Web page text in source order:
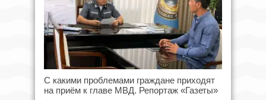
С какими проблемами граждане приходят
на приём к главе МВД. Репортаж «Газеты»